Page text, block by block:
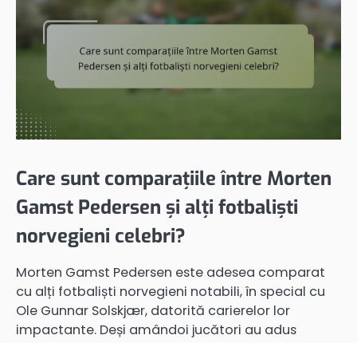
Care sunt comparațiile între Morten
Gamst Pedersen și alți fotbaliști
norvegieni celebri?
Morten Gamst Pedersen este adesea comparat
cu alți fotbaliști norvegieni notabili, în special cu
Ole Gunnar Solskjær, datorită carierelor lor
impactante. Deși amândoi jucători au adus